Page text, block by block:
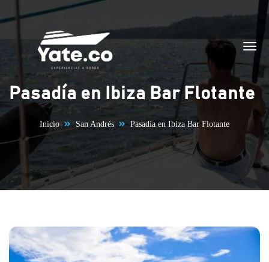
Saltar al contenido
Pasadía en Ibiza Bar Flotante
Inicio San Andrés Pasadía en Ibiza Bar Flotante